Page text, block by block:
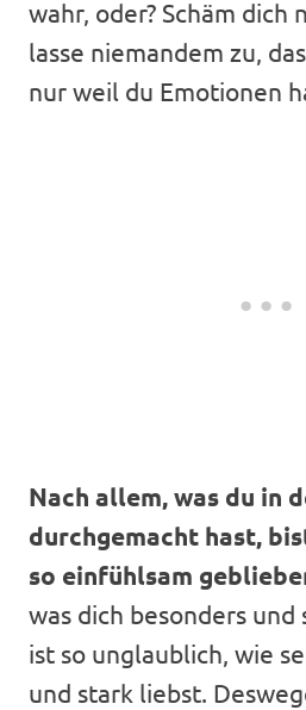
wahr, oder? Schäm dich
lasse niemandem zu,
nur weil du Emotionen
Nach allem, was du in
durchgemacht hast,
so einfühlsam
was dich besonders und
ist so unglaublich, wie
und stark liebst.